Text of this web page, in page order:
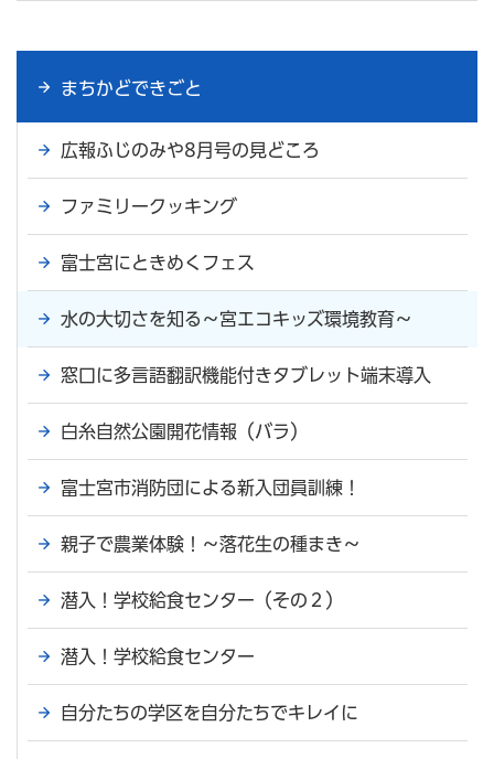
まちかどできごと
広報ふじのみや8月号の見どころ
ファミリークッキング
富士宮にときめくフェス
水の大切さを知る～宮エコキッズ環境教育～
窓口に多言語翻訳機能付きタブレット端末導入
白糸自然公園開花情報（バラ）
富士宮市消防団による新入団員訓練！
親子で農業体験！～落花生の種まき～
潜入！学校給食センター（その２）
潜入！学校給食センター
自分たちの学区を自分たちでキレイに